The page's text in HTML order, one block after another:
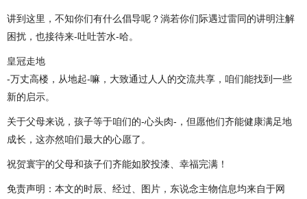
讲到这里，不知你们有什么倡导呢？淌若你们际遇过雷同的讲明注解
困扰，也接待来-吐吐苦水-哈。
皇冠走地
-万丈高楼，从地起-嘛，大致通过人人的交流共享，咱们能找到一些
新的启示。
关于父母来说，孩子等于咱们的-心头肉-，但愿他们齐能健康满足地
成长，这亦然咱们最大的心愿了。
祝贺寰宇的父母和孩子们齐能如胶投漆、幸福完满！
免责声明：本文的时辰、经过、图片，东说念主物信息均来自于网